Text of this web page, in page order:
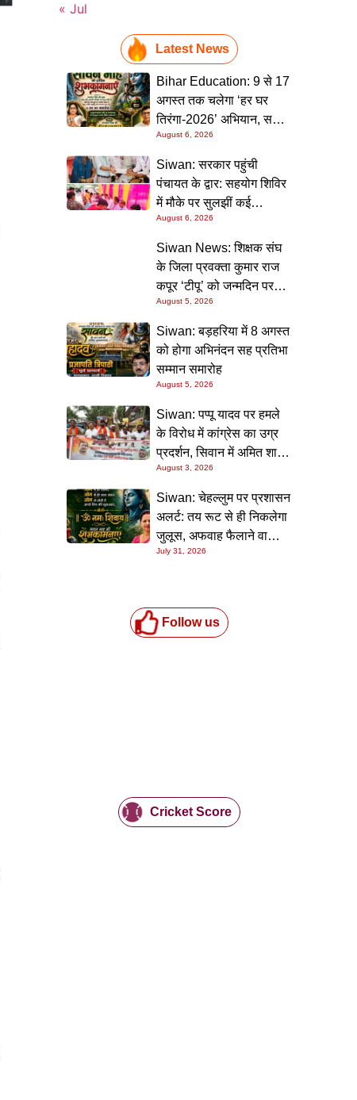
« Jul
Latest News
Bihar Education: 9 से 17
अगस्त तक चलेगा ‘हर घर
तिरंगा-2026’ अभियान, सभी
स्कूलों को दिए गए विस्तृत
निर्देश
August 6, 2026
Siwan: सरकार पहुंची
पंचायत के द्वार: सहयोग शिविर
में मौके पर सुलझीं कई
समस्याएं, 30 दिन में समाधान
की गारंटी
August 6, 2026
Siwan News: शिक्षक संघ
के जिला प्रवक्ता कुमार राज
कपूर ‘टीपू’ को जन्मदिन पर
मिली शुभकामनाओं की सौगात
August 5, 2026
Siwan: बड़हरिया में 8 अगस्त
को होगा अभिनंदन सह प्रतिभा
सम्मान समारोह
August 5, 2026
Siwan: पप्पू यादव पर हमले
के विरोध में कांग्रेस का उग्र
प्रदर्शन, सिवान में अमित शाह
का पुतला फूंका
August 3, 2026
Siwan: चेहल्लुम पर प्रशासन
अलर्ट: तय रूट से ही निकलेगा
जुलूस, अफवाह फैलाने वालों
पर होगी सख्त कार्रवाई
July 31, 2026
Follow us
Cricket Score